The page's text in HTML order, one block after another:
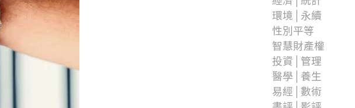
環境│永續
性別平等
智慧財產權
投資│管理
醫學│養生
易經│數術